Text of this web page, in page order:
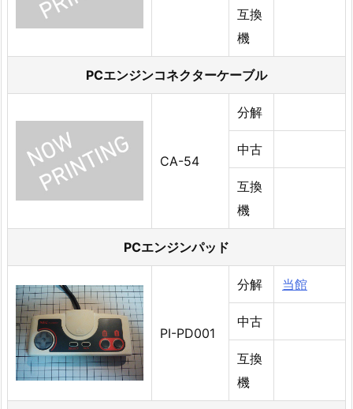
互換
機
PCエンジンコネクターケーブル
CA-54
分解
中古
互換
機
PCエンジンパッド
PI-PD001
分解 当館
中古
互換
機